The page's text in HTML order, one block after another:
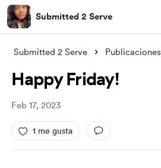
Submitted 2 Serve
Submitted 2 Serve Publicaciones
Happy Friday!
Feb 17, 2023
1 me gusta